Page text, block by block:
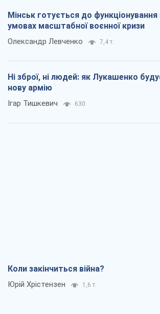
Мінськ готується до функціонування
умовах масштабної воєнної кризи
Олександр Левченко 7,4 т.
Ні зброї, ні людей: як Лукашенко
нову армію
Ігар Тишкевич 630
Коли закінчиться війна?
Юрій Хрістензен 1,6 т.